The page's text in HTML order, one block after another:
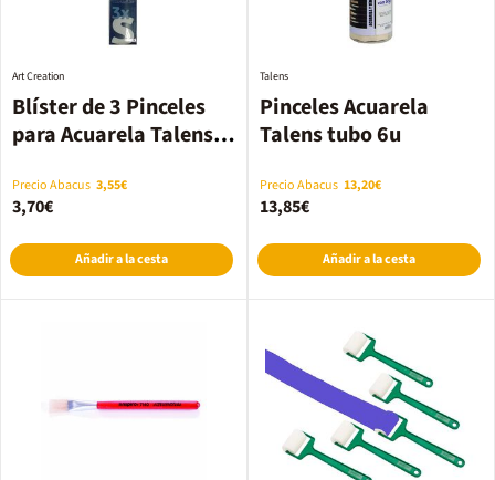
Blíster de 3 Pinceles
para Acuarela Talens
Art Creation
Precio Abacus 3,55€
3,70€
Añadir a la cesta
Pinceles Acuarela
Talens tubo 6u
Talens
Precio Abacus 13,20€
13,85€
Añadir a la cesta